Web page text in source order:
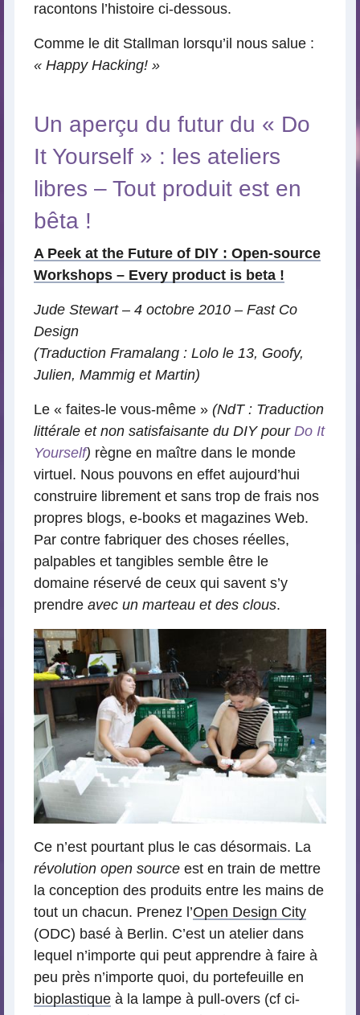
racontons l’histoire ci-dessous.
Comme le dit Stallman lorsqu’il nous salue :
« Happy Hacking! »
Un aperçu du futur du « Do
It Yourself » : les ateliers
libres – Tout produit est en
bêta !
A Peek at the Future of DIY : Open-source
Workshops – Every product is beta !
Jude Stewart – 4 octobre 2010 – Fast Co
Design
(Traduction Framalang : Lolo le 13, Goofy,
Julien, Mammig et Martin)
Le « faites-le vous-même » (NdT : Traduction
littérale et non satisfaisante du DIY pour Do It
Yourself) règne en maître dans le monde
virtuel. Nous pouvons en effet aujourd’hui
construire librement et sans trop de frais nos
propres blogs, e-books et magazines Web.
Par contre fabriquer des choses réelles,
palpables et tangibles semble être le
domaine réservé de ceux qui savent s’y
prendre avec un marteau et des clous.
Ce n’est pourtant plus le cas désormais. La
révolution open source est en train de mettre
la conception des produits entre les mains de
tout un chacun. Prenez l’Open Design City
(ODC) basé à Berlin. C’est un atelier dans
lequel n’importe qui peut apprendre à faire à
peu près n’importe quoi, du portefeuille en
bioplastique à la lampe à pull-overs (cf ci-